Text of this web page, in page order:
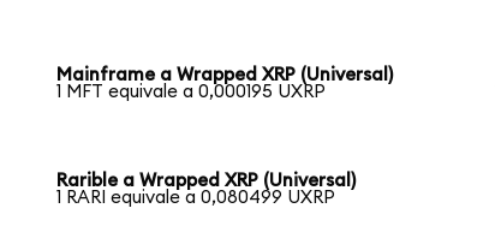
Mainframe a Wrapped XRP (Universal)
1 MFT equivale a 0,000195 UXRP
Rarible a Wrapped XRP (Universal)
1 RARI equivale a 0,080499 UXRP